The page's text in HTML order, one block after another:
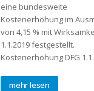
eine bundesweite
Kostenerhöhung im
von 4,15 % mit
1.1.2019 festgestellt.
Kostenerhöhung DFG
mehr lesen